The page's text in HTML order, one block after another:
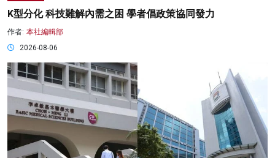
K型分化 科技難解內需之困 學者倡政策協同發力
作者: 本社編輯部
2026-08-06